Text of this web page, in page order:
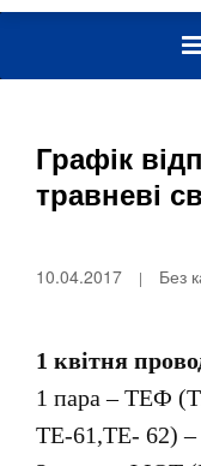
Графік
травневі
10.04.2017 Без
1 квітня
1 пара – ТЕФ
ТЕ-61,ТЕ- 62) –